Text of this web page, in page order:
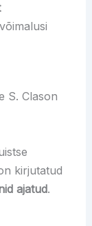
S. Clason
kirjutatud
ajatud.